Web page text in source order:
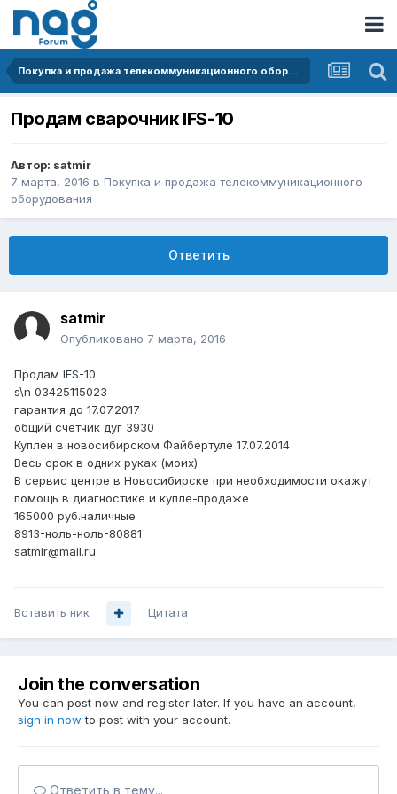
Покупка и продажа телекоммуникационного оборудования
Продам сварочник IFS-10
Автор: satmir
7 марта, 2016 в Покупка и продажа телекоммуникационного
оборудования
Ответить
satmir
Опубликовано 7 марта, 2016
Продам IFS-10
s\n 03425115023
гарантия до 17.07.2017
общий счетчик дуг 3930
Куплен в новосибирском Файбертуле 17.07.2014
Весь срок в одних руках (моих)
В сервис центре в Новосибирске при необходимости окажут
помощь в диагностике и купле-продаже
165000 руб.наличные
8913-ноль-ноль-80881
satmir@mail.ru
Вставить ник Цитата
Join the conversation
You can post now and register later. If you have an account,
sign in now to post with your account.
Ответить в тему...